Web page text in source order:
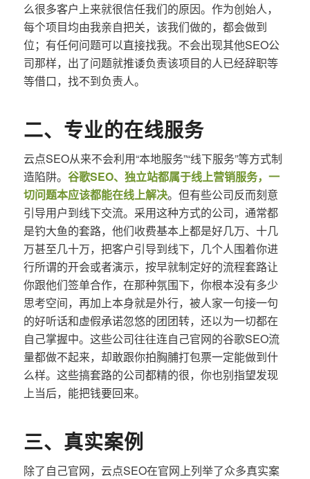
么很多客户上来就很信任我们的原因。作为创始人，
每个项目均由我亲自把关，该我们做的，都会做到
位；有任何问题可以直接找我。不会出现其他SEO公
司那样，出了问题就推诿负责该项目的人已经辞职等
等借口，找不到负责人。
二、专业的在线服务
云点SEO从来不会利用“本地服务”“线下服务”等方式制
造陷阱。 谷歌SEO、独立站都属于线上营销服务，一
切问题本应该都能在线上解决。但有些公司反而刻意
引导用户到线下交流。采用这种方式的公司，通常都
是钓大鱼的套路，他们收费基本上都是好几万、十几
万甚至几十万，把客户引导到线下，几个人围着你进
行所谓的开会或者演示，按早就制定好的流程套路让
你跟他们签单合作，在那种氛围下，你根本没有多少
思考空间，再加上本身就是外行，被人家一句接一句
的好听话和虚假承诺忽悠的团团转，还以为一切都在
自己掌握中。这些公司往往连自己官网的谷歌SEO流
量都做不起来，却敢跟你拍胸脯打包票一定能做到什
么样。这些搞套路的公司都精的很，你也别指望发现
上当后，能把钱要回来。
三、真实案例
除了自己官网，云点SEO在官网上列举了众多真实案